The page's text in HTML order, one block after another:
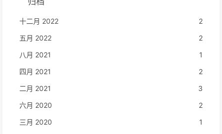
十二月 2022
2
五月 2022
2
八月 2021
1
四月 2021
2
二月 2021
3
六月 2020
2
三月 2020
1